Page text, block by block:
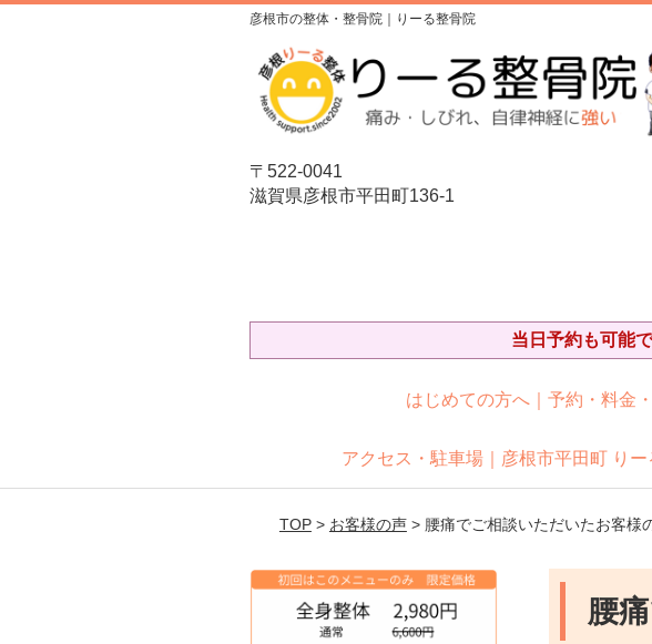
彦根市の整体・整骨院｜りーる整骨院
〒522-0041
滋賀県彦根市平田町136-1
当日予約も可能
はじめての方へ｜予約・料金
アクセス・駐車場｜彦根市平田町 りー
TOP> お客様の声> 腰痛でご相談いただいたお客様
腰